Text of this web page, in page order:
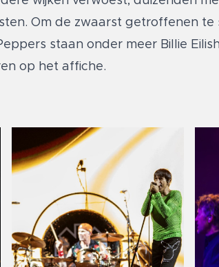
Om de zwaarst getroffenen te
staan onder meer Billie
op het affiche.